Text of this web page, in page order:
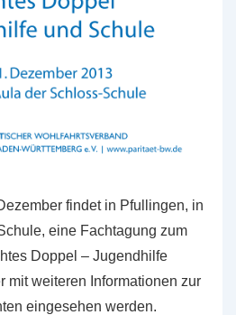
findet in Pfullingen, in
eine Fachtagung zum
Doppel – Jugendhilfe
mit weiteren Informationen zur
eingesehen werden.